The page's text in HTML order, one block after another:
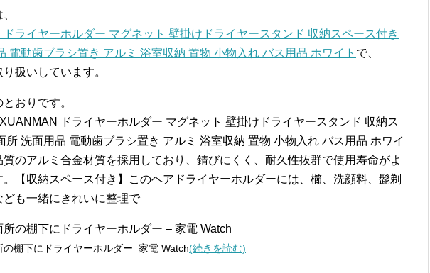
ライヤーホルダー マグネット 壁掛けドライヤースタンド 収納スペース付き
電動歯ブラシ置き アルミ 浴室収納 置物 小物入れ バス用品 ホワイト で、
扱いしています。
おりです。
ドライヤーホルダー マグネット 壁掛けドライヤースタンド 収納ス
所 洗面用品 電動歯ブラシ置き アルミ 浴室収納 置物 小物入れ バス用品 ホワイ
質のアルミ合金材質を採用しており、錆びにくく、耐久性抜群で使用寿命がよ
。【収納スペース付き】このヘアドライヤーホルダーには、櫛、洗顔料、髭剃
ども一緒にきれいに整理で
の棚下にドライヤーホルダー – 家電 Watch
の棚下にドライヤーホルダー 家電 Watch(続きを読む)